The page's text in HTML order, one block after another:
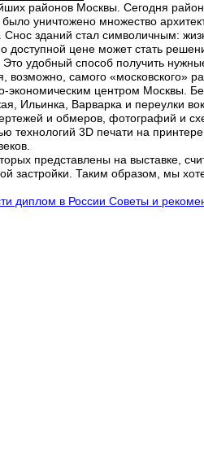
районов Москвы. Сегодня
было уничтожено множество
зданий стал символичным:
доступной цене может стать
удобный способ получить
самого «московского»
экономическим центром Москвы.
Ильинка, Варварка и переулки
и обмеров, фотографий и
технологий 3D печати на
представлены на выставке,
застройки. Таким образом, мы
диплом в России Советы и